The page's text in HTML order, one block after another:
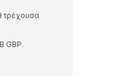
τρέχουσα
GBP.